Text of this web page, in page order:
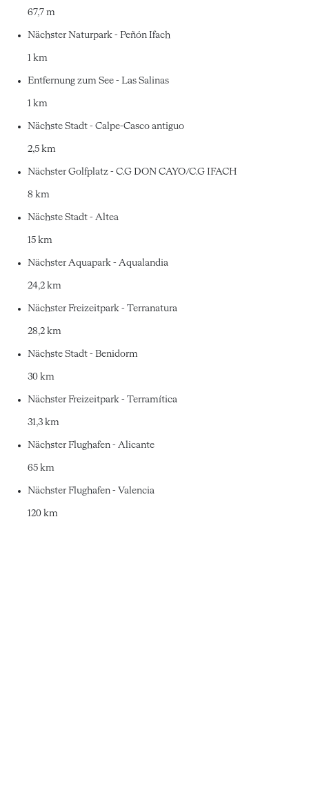
67,7 m
Nächster Naturpark - Peñón Ifach
1 km
Entfernung zum See - Las Salinas
1 km
Nächste Stadt - Calpe-Casco antiguo
2,5 km
Nächster Golfplatz - C.G DON CAYO/C.G IFACH
8 km
Nächste Stadt - Altea
15 km
Nächster Aquapark - Aqualandia
24,2 km
Nächster Freizeitpark - Terranatura
28,2 km
Nächste Stadt - Benidorm
30 km
Nächster Freizeitpark - Terramítica
31,3 km
Nächster Flughafen - Alicante
65 km
Nächster Flughafen - Valencia
120 km